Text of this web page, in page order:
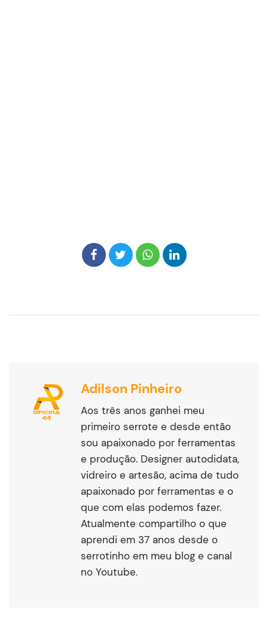
Adilson Pinheiro
Aos três anos ganhei meu
primeiro serrote e desde então
sou apaixonado por ferramentas
e produção. Designer autodidata,
vidreiro e artesão, acima de tudo
apaixonado por ferramentas e o
que com elas podemos fazer.
Atualmente compartilho o que
aprendi em 37 anos desde o
serrotinho em meu blog e canal
no Youtube.